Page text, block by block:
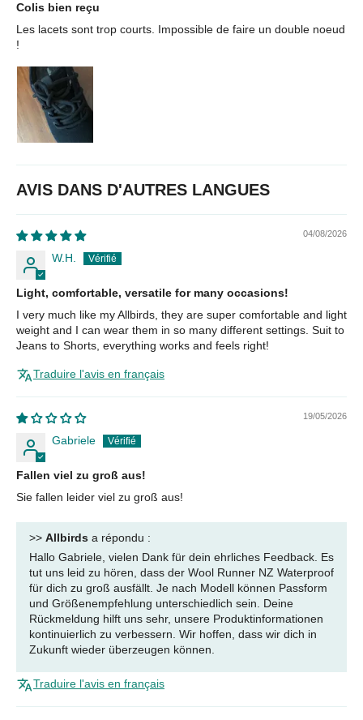
Colis bien reçu
Les lacets sont trop courts. Impossible de faire un double noeud
!
AVIS DANS D'AUTRES LANGUES
04/08/2026
W.H.
Light, comfortable, versatile for many occasions!
I very much like my Allbirds, they are super comfortable and light
weight and I can wear them in so many different settings. Suit to
Jeans to Shorts, everything works and feels right!
Traduire l'avis en français
19/05/2026
Gabriele
Fallen viel zu groß aus!
Sie fallen leider viel zu groß aus!
>> Allbirds a répondu :
Hallo Gabriele, vielen Dank für dein ehrliches Feedback. Es
tut uns leid zu hören, dass der Wool Runner NZ Waterproof
für dich zu groß ausfällt. Je nach Modell können Passform
und Größenempfehlung unterschiedlich sein. Deine
Rückmeldung hilft uns sehr, unsere Produktinformationen
kontinuierlich zu verbessern. Wir hoffen, dass wir dich in
Zukunft wieder überzeugen können.
Traduire l'avis en français